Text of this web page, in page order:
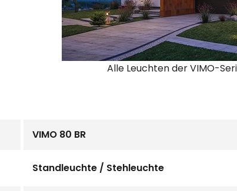
Alle Leuchten der VIMO-
VIMO 80 BR
Standleuchte / Stehleuchte